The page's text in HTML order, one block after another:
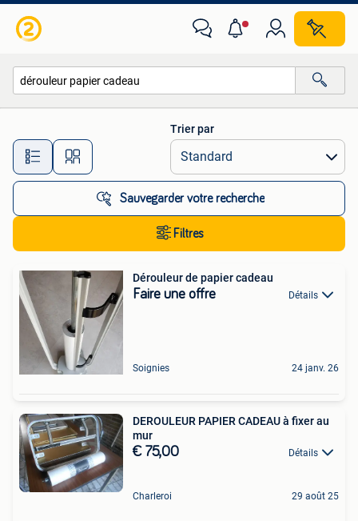
Toutes les distances…
Trier par
Sauvegarder votre recherche
Filtres
Dérouleur de papier cadeau
Faire une offre Détails
Soignies 24 janv. 26
DEROULEUR PAPIER CADEAU à fixer au
mur
€ 75,00 Détails
Charleroi 29 août 25